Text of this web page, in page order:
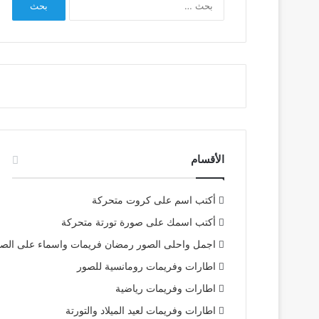
الأقسام
أكتب اسم على كروت متحركة
أكتب اسمك على صورة تورتة متحركة
اجمل واحلى الصور رمضان فريمات واسماء على
اطارات وفريمات رومانسية للصور
اطارات وفريمات رياضية
اطارات وفريمات لعيد الميلاد والتورتة